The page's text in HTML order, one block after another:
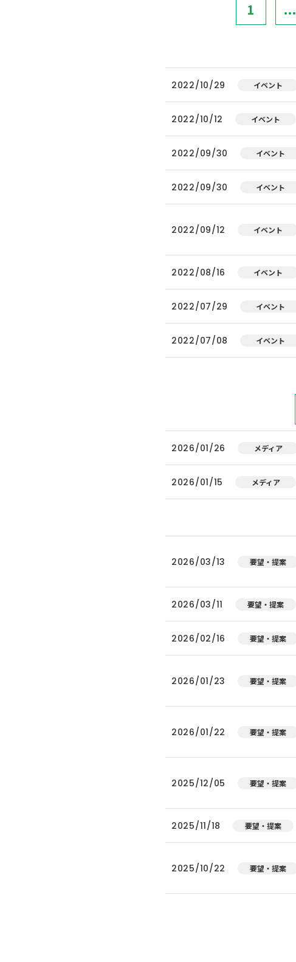
1 ...
2022/10/29 イベント
2022/10/12 イベント
2022/09/30 イベント
2022/09/30 イベント
2022/09/12 イベント
2022/08/16 イベント
2022/07/29 イベント
2022/07/08 イベント
2026/01/26 メディア
2026/01/15 メディア
2026/03/13 要望・提案
2026/03/11 要望・提案
2026/02/16 要望・提案
2026/01/23 要望・提案
2026/01/22 要望・提案
2025/12/05 要望・提案
2025/11/18 要望・提案
2025/10/22 要望・提案